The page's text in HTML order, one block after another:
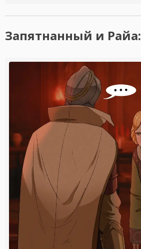
Запятнанный и Райа: